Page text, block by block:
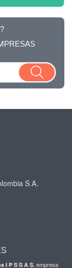
S.A.
I P S S A S, empresa